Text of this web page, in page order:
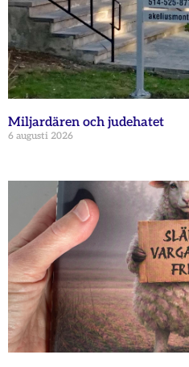
Miljardären och judehatet
6 augusti 2026